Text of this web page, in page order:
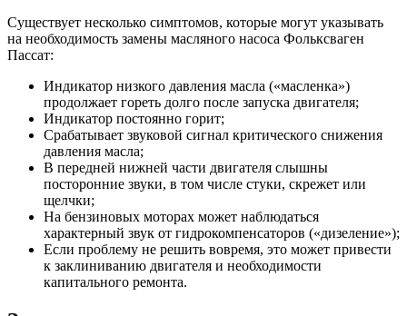
Существует несколько симптомов, которые могут указывать
на необходимость замены масляного насоса Фольксваген
Пассат:
Индикатор низкого давления масла («масленка»)
продолжает гореть долго после запуска двигателя;
Индикатор постоянно горит;
Срабатывает звуковой сигнал критического снижения
давления масла;
В передней нижней части двигателя слышны
посторонние звуки, в том числе стуки, скрежет или
щелчки;
На бензиновых моторах может наблюдаться
характерный звук от гидрокомпенсаторов («дизеление»);
Если проблему не решить вовремя, это может привести
к заклиниванию двигателя и необходимости
капитального ремонта.